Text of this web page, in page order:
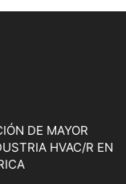
DE MAYOR
HVAC/R EN